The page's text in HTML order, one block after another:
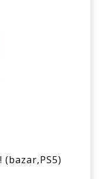
(bazar,PS5)